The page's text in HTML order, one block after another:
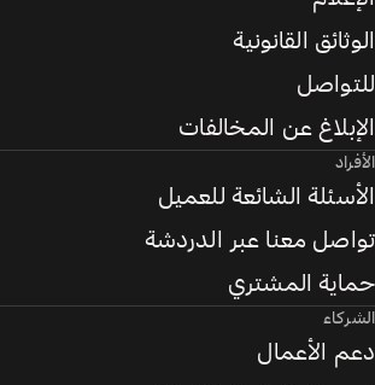
الوثائق القانونية
للتواصل
الإبلاغ عن المخالفات
الأفراد
الأسئلة الشائعة للعميل
تواصل معنا عبر الدردشة
حماية المشتري
الشركاء
دعم الأعمال